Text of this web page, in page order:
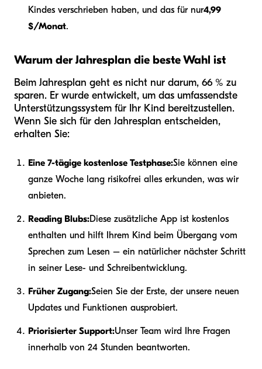
Kindes verschrieben haben, und das für nur4,99
$/Monat.
Warum der Jahresplan die beste Wahl ist
Beim Jahresplan geht es nicht nur darum, 66 % zu
sparen. Er wurde entwickelt, um das umfassendste
Unterstützungssystem für Ihr Kind bereitzustellen.
Wenn Sie sich für den Jahresplan entscheiden,
erhalten Sie:
Eine 7-tägige kostenlose Testphase:Sie können eine
ganze Woche lang risikofrei alles erkunden, was wir
anbieten.
Reading Blubs:Diese zusätzliche App ist kostenlos
enthalten und hilft Ihrem Kind beim Übergang vom
Sprechen zum Lesen – ein natürlicher nächster Schritt
in seiner Lese- und Schreibentwicklung.
Früher Zugang:Seien Sie der Erste, der unsere neuen
Updates und Funktionen ausprobiert.
Priorisierter Support:Unser Team wird Ihre Fragen
innerhalb von 24 Stunden beantworten.